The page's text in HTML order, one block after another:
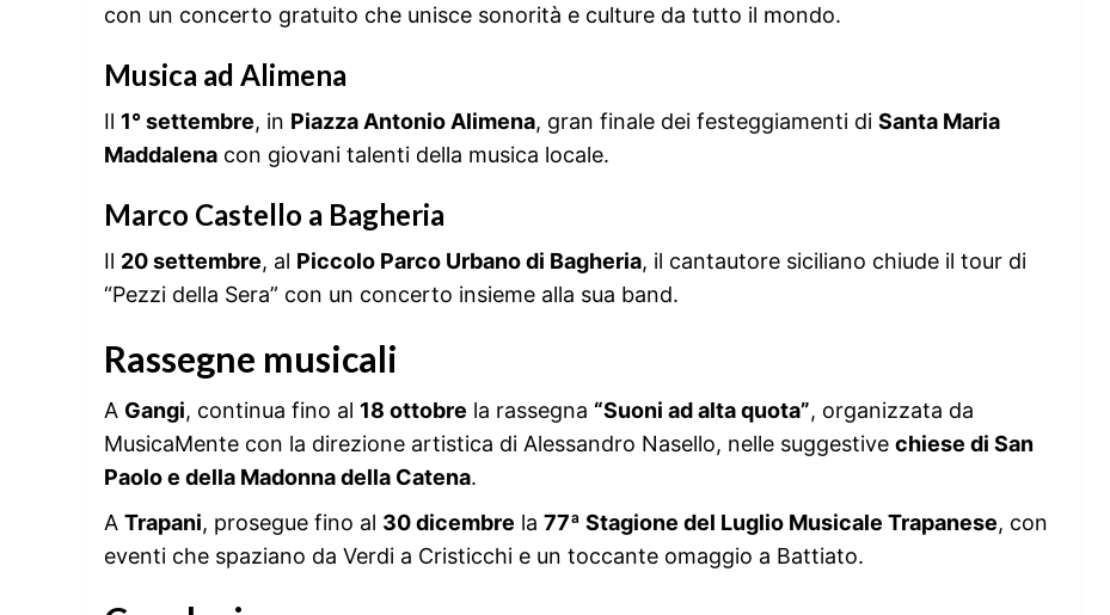
con un concerto gratuito che unisce sonorità e culture da tutto il mondo.
Musica ad Alimena
Il 1° settembre, in Piazza Antonio Alimena, gran finale dei festeggiamenti di Santa Maria
Maddalena con giovani talenti della musica locale.
Marco Castello a Bagheria
Il 20 settembre, al Piccolo Parco Urbano di Bagheria, il cantautore siciliano chiude il tour di
“Pezzi della Sera” con un concerto insieme alla sua band.
Rassegne musicali
A Gangi, continua fino al 18 ottobre la rassegna “Suoni ad alta quota”, organizzata da
MusicaMente con la direzione artistica di Alessandro Nasello, nelle suggestive chiese di San
Paolo e della Madonna della Catena.
A Trapani, prosegue fino al 30 dicembre la 77ª Stagione del Luglio Musicale Trapanese, con
eventi che spaziano da Verdi a Cristicchi e un toccante omaggio a Battiato.